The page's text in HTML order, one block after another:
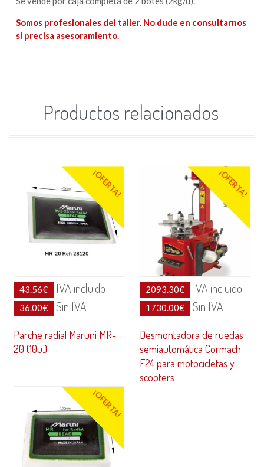
Somos profesionales del taller. No dude en consultarnos
si precisa asesoramiento.
Productos relacionados
¡OFERTA!
43.56€ IVA incluido
36.00€ Sin IVA
Parche radial Maruni MR-
20 (10u.)
¡OFERTA!
2093.30€ IVA incluido
1730.00€ Sin IVA
Desmontadora de ruedas
semiautomática Cormach
F24 para motocicletas y
scooters
¡OFERTA!